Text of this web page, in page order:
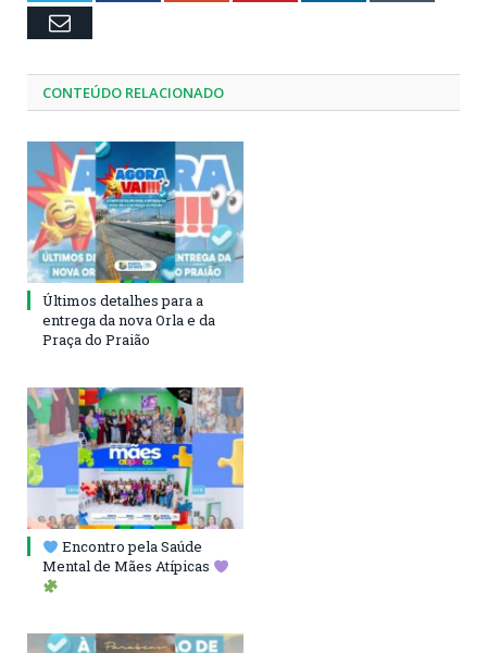
Email
CONTEÚDO RELACIONADO
Últimos detalhes para a
entrega da nova Orla e da
Praça do Praião
Encontro pela Saúde
Mental de Mães Atípicas